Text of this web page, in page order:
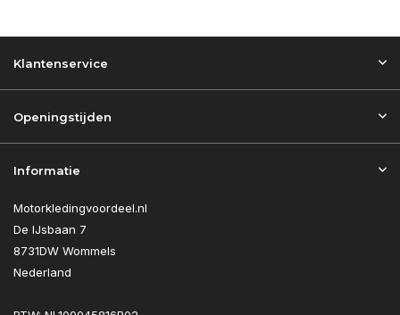
Klantenservice
Openingstijden
Informatie
Motorkledingvoordeel.nl
De IJsbaan 7
8731DW Wommels
Nederland